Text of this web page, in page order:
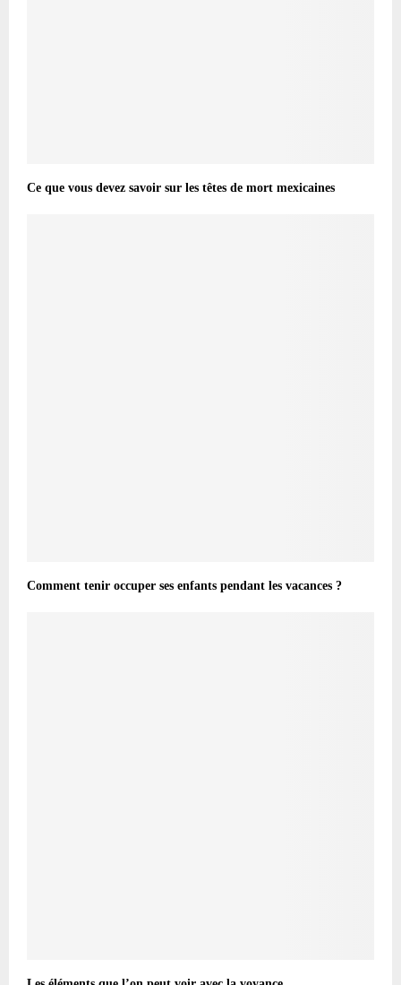
Ce que vous devez savoir sur les têtes de mort mexicaines
Comment tenir occuper ses enfants pendant les vacances ?